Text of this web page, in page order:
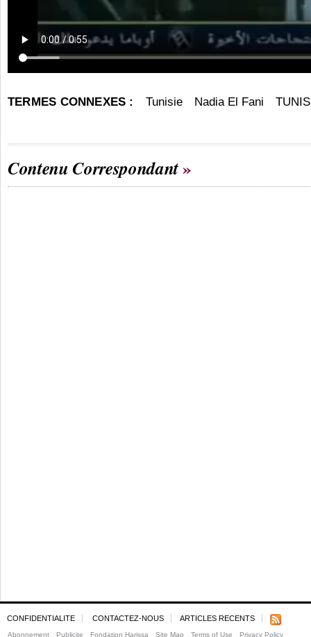
TERMES CONNEXES : Tunisie Nadia El Fani TUNIS
Contenu Correspondant
CONFIDENTIALITE CONTACTEZ-NOUS ARTICLES RECENTS
Abonnement Publicite Fondation Harissa Site Map Terms of Use Privacy Policy